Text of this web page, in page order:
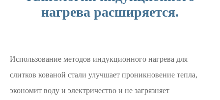
нагрева расширяется.
Использование методов индукционного нагрева для
слитков кованой стали улучшает проникновение тепла,
экономит воду и электричество и не загрязняет